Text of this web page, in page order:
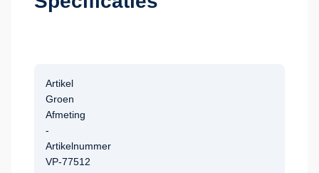
Artikel
Groen
Afmeting
-
Artikelnummer
VP-77512